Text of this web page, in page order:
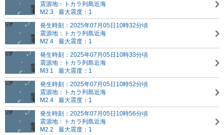
震源地：トカラ列島近海
M2.3
最大震度：1
発生時刻：2025年07月05日10時32分頃
震源地：トカラ列島近海
M2.4
最大震度：1
発生時刻：2025年07月05日10時33分頃
震源地：トカラ列島近海
M3.1
最大震度：1
発生時刻：2025年07月05日10時52分頃
震源地：トカラ列島近海
M2.4
最大震度：1
発生時刻：2025年07月05日10時56分頃
震源地：トカラ列島近海
M2.2
最大震度：1